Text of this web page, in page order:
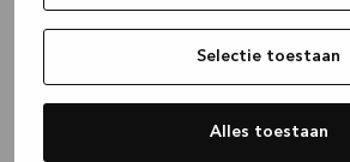
Selectie toestaan
Alles toestaan
information).